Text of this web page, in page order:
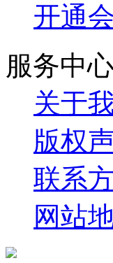
开通
服务中
关于
版权
联系
网站